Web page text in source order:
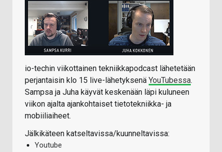
io-techin viikottainen tekniikkapodcast lähetetään
perjantaisin klo 15 live-lähetyksenä YouTubessa.
Sampsa ja Juha käyvät keskenään läpi kuluneen
viikon ajalta ajankohtaiset tietotekniikka- ja
mobiiliaiheet.
Jälkikäteen katseltavissa/kuunneltavissa:
Youtube